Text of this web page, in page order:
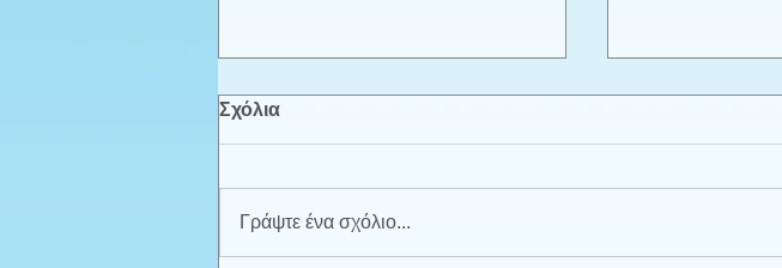
Σχόλια
Γράψτε ένα σχόλιο...